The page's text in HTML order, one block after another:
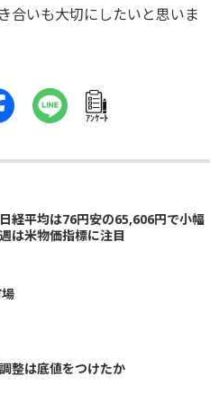
合いも大切にしたいと思いま
ｱﾝｹｰﾄ
日経平均は76円安の65,606円で小幅
は米物価指標に注目
整は底値をつけたか